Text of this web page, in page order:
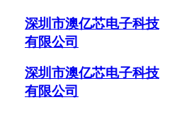
深圳市澳亿芯电子科技
有限公司
深圳市澳亿芯电子科技
有限公司